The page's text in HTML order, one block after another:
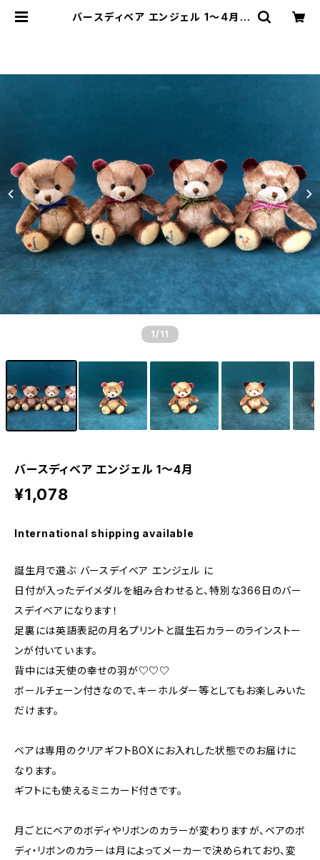
バースディベア エンジェル 1〜4月 |
1 /11
バースディベア エンジェル 1〜4月
¥1,078
International shipping available
誕生月で選ぶ バースデイベア エンジェル に
日付が入ったデイメダルを組み合わせると、特別な366日のバー
スデイベアになります！
足裏には英語表記の月名プリントと誕生石カラーのラインストー
ンが付いています。
背中には天使の幸せの羽が♡♡♡
ボールチェーン付きなので、キーホルダー等としてもお楽しみいた
だけます。
ベアは専用のクリアギフトBOXにお入れした状態でのお届けに
なります。
ギフトにも使えるミニカード付きです。
月ごとにベアのボディやリボンのカラーが変わりますが、ベアのボ
ディ・リボンのカラーは月によってメーカーで決められており、変